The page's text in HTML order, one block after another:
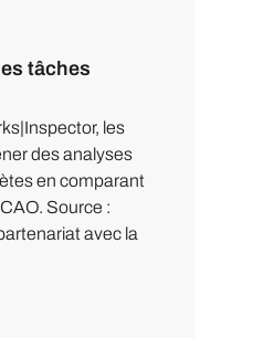
tâches
les
des analyses
en comparant
Source :
avec la